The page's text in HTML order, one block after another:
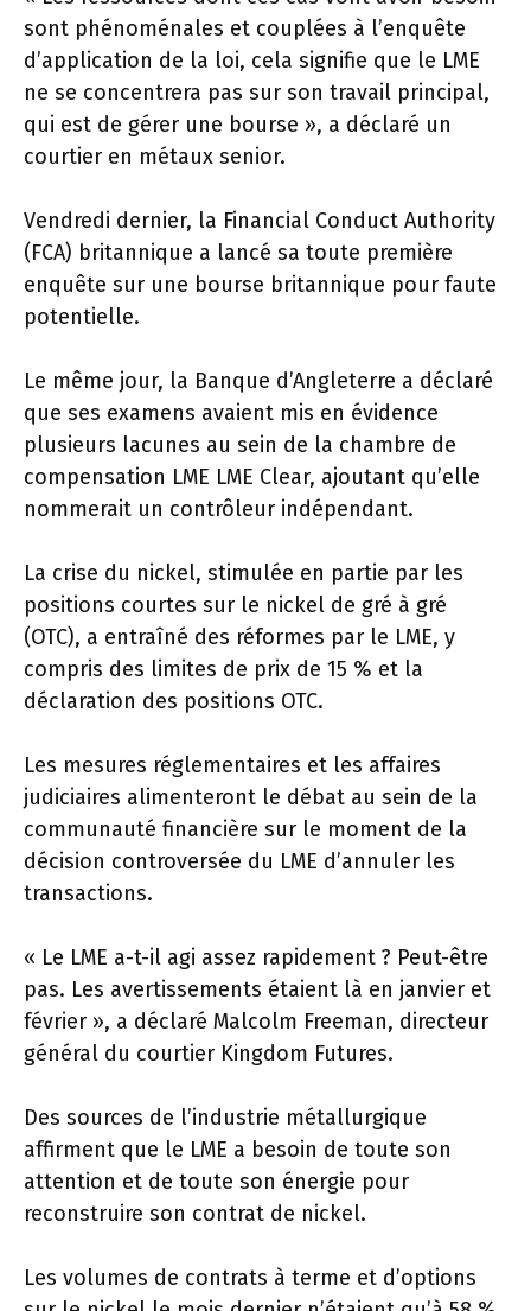
sont phénoménales et couplées à l’enquête
d’application de la loi, cela signifie que le LME
ne se concentrera pas sur son travail principal,
qui est de gérer une bourse », a déclaré un
courtier en métaux senior.
Vendredi dernier, la Financial Conduct Authority
(FCA) britannique a lancé sa toute première
enquête sur une bourse britannique pour faute
potentielle.
Le même jour, la Banque d’Angleterre a déclaré
que ses examens avaient mis en évidence
plusieurs lacunes au sein de la chambre de
compensation LME LME Clear, ajoutant qu’elle
nommerait un contrôleur indépendant.
La crise du nickel, stimulée en partie par les
positions courtes sur le nickel de gré à gré
(OTC), a entraîné des réformes par le LME, y
compris des limites de prix de 15 % et la
déclaration des positions OTC.
Les mesures réglementaires et les affaires
judiciaires alimenteront le débat au sein de la
communauté financière sur le moment de la
décision controversée du LME d’annuler les
transactions.
« Le LME a-t-il agi assez rapidement ? Peut-être
pas. Les avertissements étaient là en janvier et
février », a déclaré Malcolm Freeman, directeur
général du courtier Kingdom Futures.
Des sources de l’industrie métallurgique
affirment que le LME a besoin de toute son
attention et de toute son énergie pour
reconstruire son contrat de nickel.
Les volumes de contrats à terme et d’options